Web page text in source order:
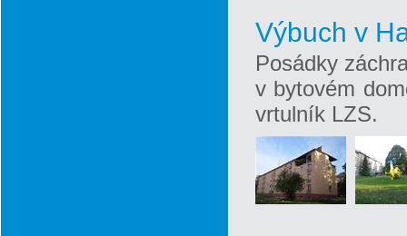
Výbuch v
Posádky
v bytovém
vrtulník LZS.